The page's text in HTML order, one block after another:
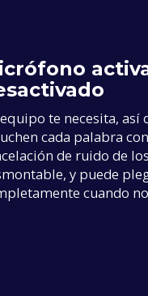
te necesita, así
cada palabra
de ruido de
y puede
cuando